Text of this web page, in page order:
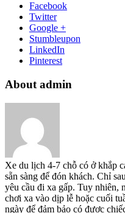
Facebook
Twitter
Google +
Stumbleupon
LinkedIn
Pinterest
About admin
Xe du lịch 4-7 chỗ có ở khắp
sẵn sàng để đón khách. Chỉ
yêu cầu đi xa gấp. Tuy nhiên,
chơi xa vào dịp lễ hoặc cuối
ngày để đảm bảo có được